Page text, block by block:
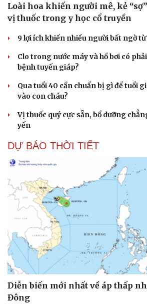
Loài hoa khiến người mê, kẻ
vị thuốc trong y học cổ truyền
9 lợi ích khiến nhiều người bất ngờ
Clo trong nước máy và hồ bơi có
bệnh tuyến giáp?
Qua tuổi 40 cần chuẩn bị gì để tuổi
vào con cháu?
Vị thuốc quý cực sẵn, bổ dưỡng
yến
DỰ BÁO THỜI TIẾT
Diễn biến mới nhất về áp thấp
Đông